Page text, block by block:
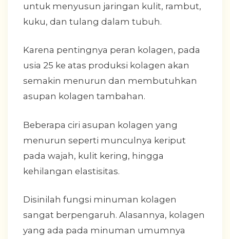
untuk menyusun jaringan kulit, rambut,
kuku, dan tulang dalam tubuh.
Karena pentingnya peran kolagen, pada
usia 25 ke atas produksi kolagen akan
semakin menurun dan membutuhkan
asupan kolagen tambahan.
Beberapa ciri asupan kolagen yang
menurun seperti munculnya keriput
pada wajah, kulit kering, hingga
kehilangan elastisitas.
Disinilah fungsi minuman kolagen
sangat berpengaruh. Alasannya, kolagen
yang ada pada minuman umumnya